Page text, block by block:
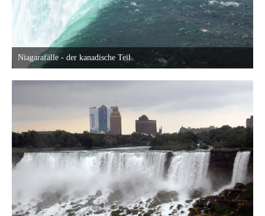
Niagarafälle - der kanadische Teil
30. Mai 2015 um 22:58